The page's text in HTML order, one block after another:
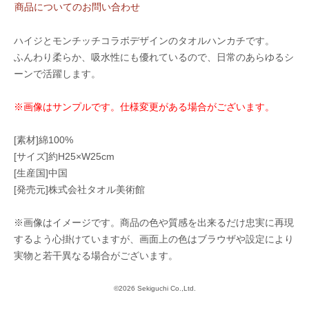
商品についてのお問い合わせ
ハイジとモンチッチコラボデザインのタオルハンカチです。
ふんわり柔らか、吸水性にも優れているので、日常のあらゆるシ
ーンで活躍します。
※画像はサンプルです。仕様変更がある場合がございます。
[素材]綿100%
[サイズ]約H25×W25cm
[生産国]中国
[発売元]株式会社タオル美術館
※画像はイメージです。商品の色や質感を出来るだけ忠実に再現
するよう心掛けていますが、画面上の色はブラウザや設定により
実物と若干異なる場合がございます。
©2026 Sekiguchi Co.,Ltd.